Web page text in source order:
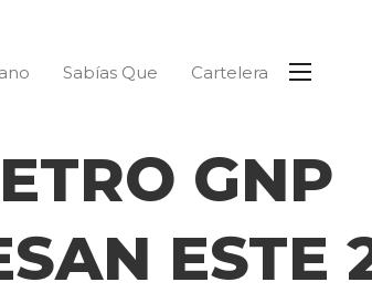
Sabías Que Cartelera
GNP
ESTE